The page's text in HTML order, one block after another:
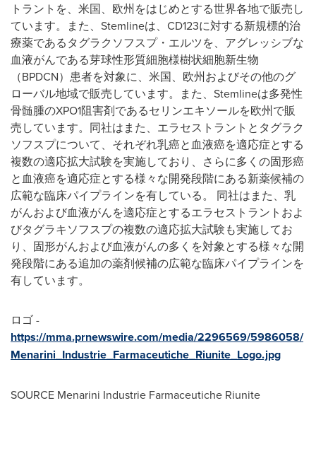
トラントを、米国、欧州をはじめとする世界各地で販売し
ています。また、Stemlineは、CD123に対する新規標的治
療薬であるタグラクソフスプ・エルツを、アグレッシブな
血液がんである芽球性形質細胞様樹状細胞新生物
（BPDCN）患者を対象に、米国、欧州およびその他のグ
ローバル地域で販売しています。また、Stemlineは多発性
骨髄腫のXPO1阻害剤であるセリンエキソールを欧州で販
売しています。同社はまた、エラセストラントとタグラク
ソフスプについて、それぞれ乳癌と血液癌を適応症とする
複数の適応拡大試験を実施しており、さらに多くの固形癌
と血液癌を適応症とする様々な開発段階にある新薬候補の
広範な臨床パイプラインを有している。 同社はまた、乳
がんおよび血液がんを適応症とするエラセストラントおよ
びタグラキソフスプの複数の適応拡大試験も実施してお
り、固形がんおよび血液がんの多くを対象とする様々な開
発段階にある追加の薬剤候補の広範な臨床パイプラインを
有しています。
ロゴ -
https://mma.prnewswire.com/media/2296569/5986058/
Menarini_Industrie_Farmaceutiche_Riunite_Logo.jpg
SOURCE Menarini Industrie Farmaceutiche Riunite